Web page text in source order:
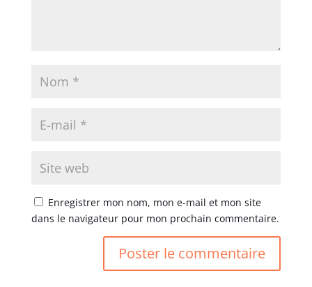
Enregistrer mon nom, mon e-mail et mon site
dans le navigateur pour mon prochain commentaire.